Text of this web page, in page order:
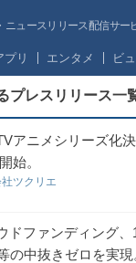
ニュースリリース配信サー
プリ エンタメ ビ
プレスリリース一
アニメシリーズ化
始。
ツクリエ
ドファンディング
の中抜きゼロを実現